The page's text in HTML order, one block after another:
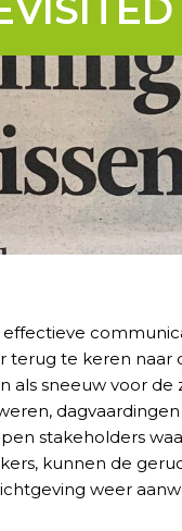
effectieve
terug te keren naar
als sneeuw voor
stakeholders
kunnen de
weer